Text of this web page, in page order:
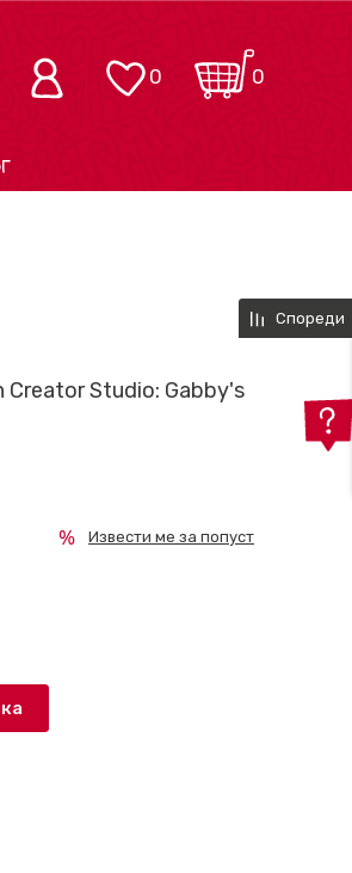
0
0
Creator Studio: Gabby's
Извести ме за попуст
Спореди